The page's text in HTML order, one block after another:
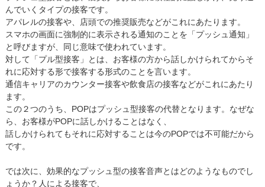
んでいくタイプの接客です。
アパレルの接客や、店頭での推奨販売などがこれにあたります。
スマホの画面に強制的に表示される通知のことを「プッシュ通知」
と呼びますが、同じ意味で使われています。
対して「プル型接客」とは、お客様の方から話しかけられてからそ
れに応対する形で接客する形式のことを言います。
通信キャリアのカウンター接客や飲食店の接客などがこれにあたり
ます。
この２つのうち、POPはプッシュ型接客の代替となります。なぜな
ら、お客様がPOPに話しかけることはなく、
話しかけられてもそれに応対することは今のPOPでは不可能だから
です。
では次に、効果的なプッシュ型の接客音声とはどのようなものでし
ょうか？人による接客で、